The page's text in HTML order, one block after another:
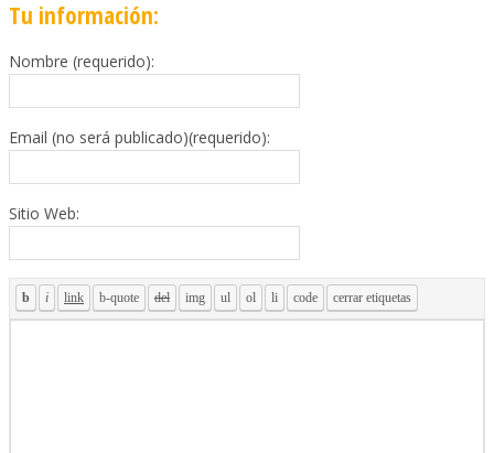
Tu información:
Nombre (requerido):
Email (no será publicado)(requerido):
Sitio Web: